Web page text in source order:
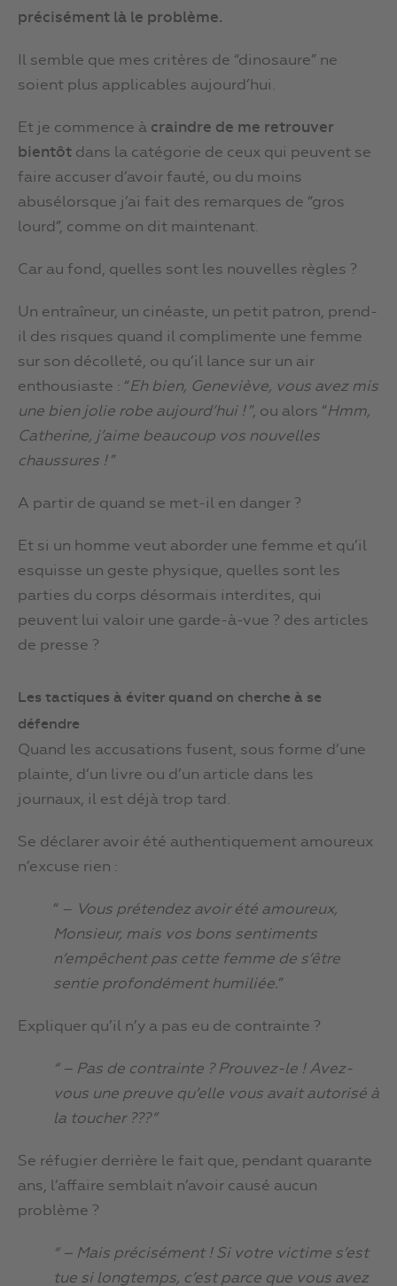
précisément là le problème.
Il semble que mes critères de “dinosaure” ne
soient plus applicables aujourd’hui.
Et je commence à craindre de me retrouver
bientôt dans la catégorie de ceux qui peuvent se
faire accuser d’avoir fauté, ou du moins
abusélorsque j’ai fait des remarques de “gros
lourd”, comme on dit maintenant.
Car au fond, quelles sont les nouvelles règles ?
Un entraîneur, un cinéaste, un petit patron, prend-
il des risques quand il complimente une femme
sur son décolleté, ou qu’il lance sur un air
enthousiaste : “Eh bien, Geneviève, vous avez mis
une bien jolie robe aujourd’hui ! ”, ou alors “Hmm,
Catherine, j’aime beaucoup vos nouvelles
chaussures ! ”
A partir de quand se met-il en danger ?
Et si un homme veut aborder une femme et qu’il
esquisse un geste physique, quelles sont les
parties du corps désormais interdites, qui
peuvent lui valoir une garde-à-vue ? des articles
de presse ?
Les tactiques à éviter quand on cherche à se
défendre
Quand les accusations fusent, sous forme d’une
plainte, d’un livre ou d’un article dans les
journaux, il est déjà trop tard.
Se déclarer avoir été authentiquement amoureux
n’excuse rien :
“ – Vous prétendez avoir été amoureux,
Monsieur, mais vos bons sentiments
n’empêchent pas cette femme de s’être
sentie profondément humiliée.”
Expliquer qu’il n’y a pas eu de contrainte ?
“ – Pas de contrainte ? Prouvez-le ! Avez-
vous une preuve qu’elle vous avait autorisé à
la toucher ???”
Se réfugier derrière le fait que, pendant quarante
ans, l’affaire semblait n’avoir causé aucun
problème ?
“ – Mais précisément ! Si votre victime s’est
tue si longtemps, c’est parce que vous avez